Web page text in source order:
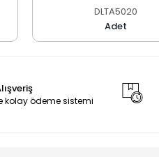
DLTA5020
Adet
kolay ödeme sistemi